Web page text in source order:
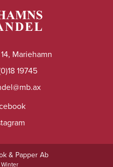
Mariehamn
19745
& Papper Ab